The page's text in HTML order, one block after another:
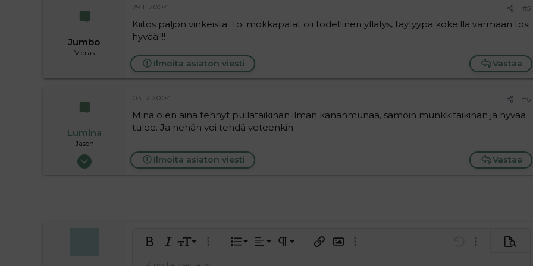
Jumbo
Vieras
29.11.2004 #5
Kiitos paljon vinkeistä. Toi mokkapalat oli todellinen yllätys, täytyypä kokeilla varmaan tosi
hyvää!!!!
Vastaa
Ilmoita asiaton viesti
Lumina
Jäsen
18.07.2004
03.12.2004 #6
Minä olen aina tehnyt pullataikinan ilman kananmunaa, samoin munkkitaikinan ja hyvää
tulee. Ja nehän voi tehdä veteenkin.
Vastaa
Ilmoita asiaton viesti
LihavoituKursivoitu
Fontin koko
9
10
Laajennettuun editoriin…
Lista
Järjestetty lista
Tasaus
Tasaa vasemmalle
Paragraph format
Normal Lisää hyperlinkki
Lisää kuvaLaajennettuun editoriin… Kumoa